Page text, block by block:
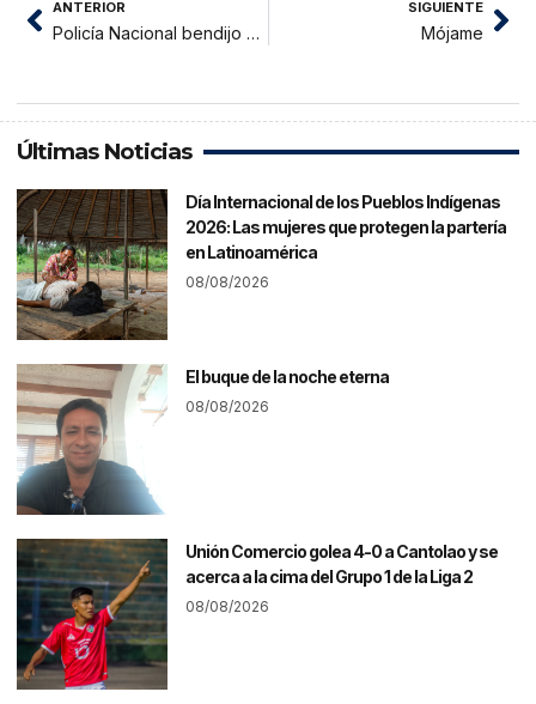
ANTERIOR
Policía Nacional bendijo y presentó nuevos patrulleros
SIGUIENTE
Mójame
Últimas Noticias
Día Internacional de los Pueblos Indígenas
2026: Las mujeres que protegen la partería
en Latinoamérica
08/08/2026
El buque de la noche eterna
08/08/2026
Unión Comercio golea 4-0 a Cantolao y se
acerca a la cima del Grupo 1 de la Liga 2
08/08/2026